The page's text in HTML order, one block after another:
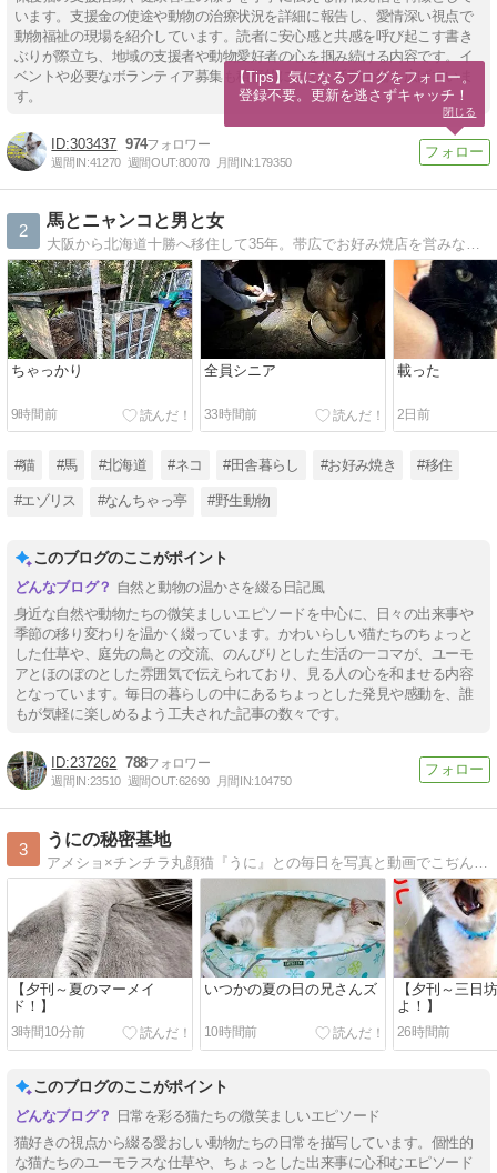
います。支援金の使途や動物の治療状況を詳細に報告し、愛情深い視点で
動物福祉の現場を紹介しています。読者に安心感と共感を呼び起こす書き
ぶりが際立ち、地域の支援者や動物愛好者の心を掴み続ける内容です。イ
ベントや必要なボランティア募集も積極的に伝え、活動の輪を広げていま
す。
303437 974
週間IN:41270 週間OUT:80070 月間IN:179350
2
馬とニャンコと男と女
大阪から北海道十勝へ移住して35年。帯広でお好み焼店を営みながら２頭の馬・3匹のニャンコと共に田舎暮らしやってますねん。
ちゃっかり
9時間前
全員シニア
33時間前
載った
2日前
#猫 #馬 #北海道 #ネコ #田舎暮らし #お好み焼き #移住
#エゾリス #なんちゃっ亭 #野生動物
このブログのここがポイント
自然と動物の温かさを綴る日記風
身近な自然や動物たちの微笑ましいエピソードを中心に、日々の出来事や
季節の移り変わりを温かく綴っています。かわいらしい猫たちのちょっと
した仕草や、庭先の鳥との交流、のんびりとした生活の一コマが、ユーモ
アとほのぼのとした雰囲気で伝えられており、見る人の心を和ませる内容
となっています。毎日の暮らしの中にあるちょっとした発見や感動を、誰
もが気軽に楽しめるよう工夫された記事の数々です。
237262 788
週間IN:23510 週間OUT:62690 月間IN:104750
3
うにの秘密基地
【夕刊～夏のマーメイ
ド！】
3時間10分前
いつかの夏の日の兄さんズ
10時間前
【夕刊～三日
よ！】
26時間前
このブログのここがポイント
日常を彩る猫たちの微笑ましいエピソード
猫好きの視点から綴る愛おしい動物たちの日常を描写しています。個性的
な猫たちのユーモラスな仕草や、ちょっとした出来事に心和むエピソード
【Tips】気になるブログをフォロー。
登録不要。更新を逃さずキャッチ！
閉じる